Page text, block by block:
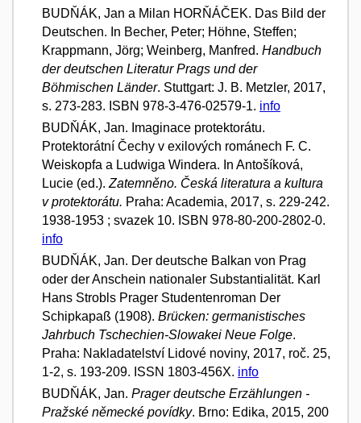
BUDŇÁK, Jan a Milan HORŇÁČEK. Das Bild der
Deutschen. In Becher, Peter; Höhne, Steffen;
Krappmann, Jörg; Weinberg, Manfred. Handbuch
der deutschen Literatur Prags und der
Böhmischen Länder. Stuttgart: J. B. Metzler, 2017,
s. 273-283. ISBN 978-3-476-02579-1. info
BUDŇÁK, Jan. Imaginace protektorátu.
Protektorátní Čechy v exilových románech F. C.
Weiskopfa a Ludwiga Windera. In Antošíková,
Lucie (ed.). Zatemněno. Česká literatura a kultura
v protektorátu. Praha: Academia, 2017, s. 229-242.
1938-1953 ; svazek 10. ISBN 978-80-200-2802-0.
info
BUDŇÁK, Jan. Der deutsche Balkan von Prag
oder der Anschein nationaler Substantialität. Karl
Hans Strobls Prager Studentenroman Der
Schipkapaß (1908). Brücken: germanistisches
Jahrbuch Tschechien-Slowakei Neue Folge.
Praha: Nakladatelství Lidové noviny, 2017, roč. 25,
1-2, s. 193-209. ISSN 1803-456X. info
BUDŇÁK, Jan. Prager deutsche Erzählungen -
Pražské německé povídky. Brno: Edika, 2015, 200